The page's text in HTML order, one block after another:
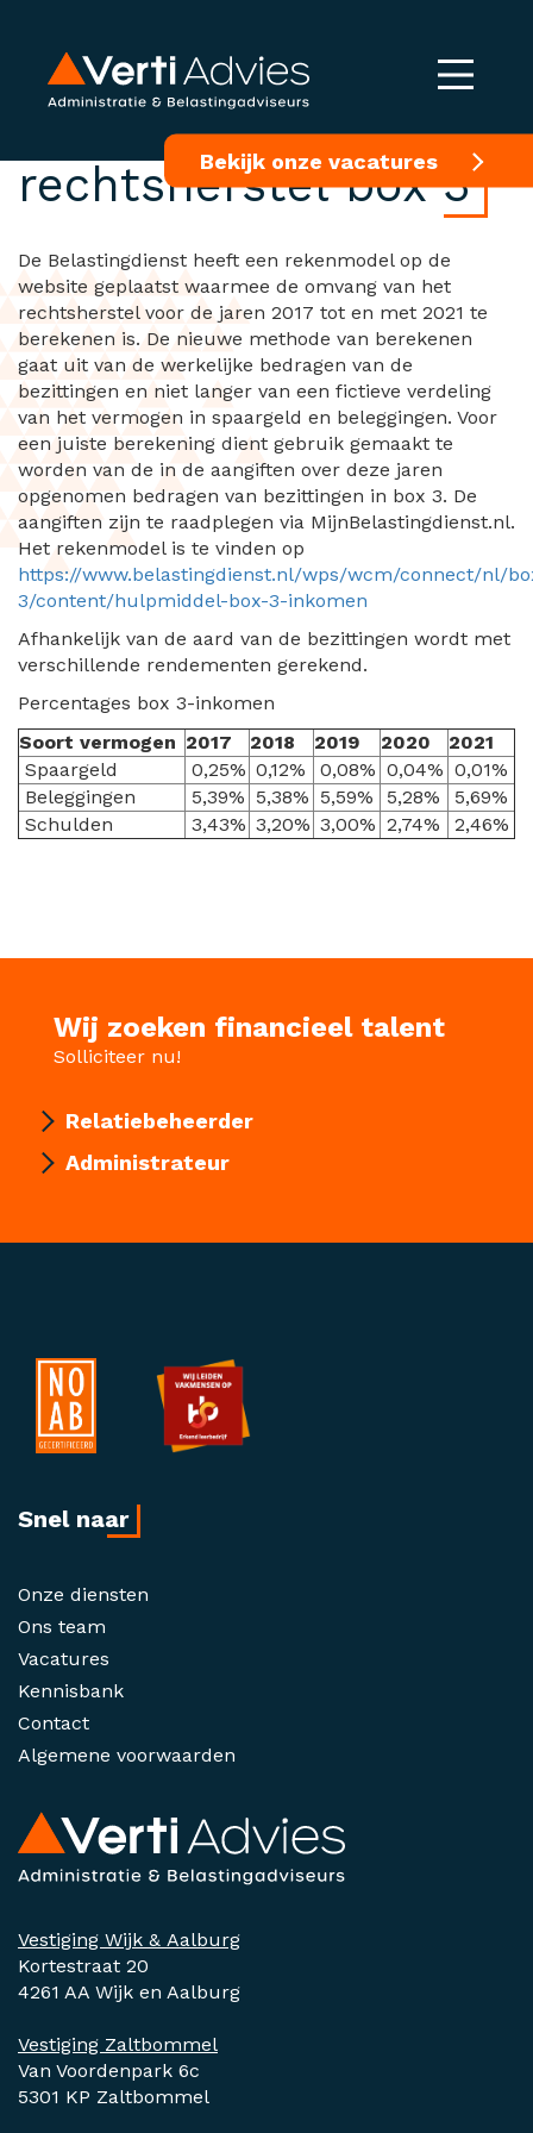
Bekijk onze vacatures
Rekenmodel
rechtsherstel box 3
De Belastingdienst heeft een rekenmodel op de
website geplaatst waarmee de omvang van het
rechtsherstel voor de jaren 2017 tot en met 2021 te
berekenen is. De nieuwe methode van berekenen
gaat uit van de werkelijke bedragen van de
bezittingen en niet langer van een fictieve verdeling
van het vermogen in spaargeld en beleggingen. Voor
een juiste berekening dient gebruik gemaakt te
worden van de in de aangiften over deze jaren
opgenomen bedragen van bezittingen in box 3. De
aangiften zijn te raadplegen via MijnBelastingdienst.nl.
Het rekenmodel is te vinden op
https://www.belastingdienst.nl/wps/wcm/connect/nl/
3/content/hulpmiddel-box-3-inkomen
Afhankelijk van de aard van de bezittingen wordt met
verschillende rendementen gerekend.
Percentages box 3-inkomen
Soort vermogen 2017 2018 2019 2020
2021
Spaargeld
0,25% 0,12% 0,08% 0,04% 0,01%
Beleggingen
5,39% 5,38% 5,59% 5,28%
5,69%
Schulden
3,43% 3,20% 3,00% 2,74% 2,46%
Wij zoeken financieel talent
Solliciteer nu!
Relatiebeheerder
Administrateur
Vestiging Wijk & Aalburg
Kortestraat 20
4261 AA Wijk en Aalburg
Vestiging Zaltbommel
Van Voordenpark 6c
5301 KP Zaltbommel
Snel naar
Onze diensten
Ons team
Vacatures
Kennisbank
Contact
Algemene voorwaarden